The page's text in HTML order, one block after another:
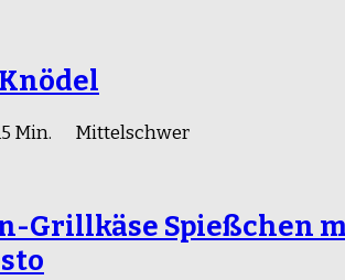
Min. Mittelschwer
Grillkäse Spießchen